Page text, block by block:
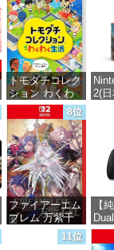
価格：¥5,645
トモダチコレク
ション わくわ
く生活 -Switch
価格：¥6,145
2(
8位
ファイアーエム
ブレム 万紫千
紅 -Switch2
【
ヤ
ー
11位